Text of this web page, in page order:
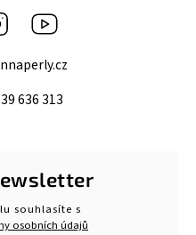
Instagram
636 313
souhlasíte s
osobních údajů